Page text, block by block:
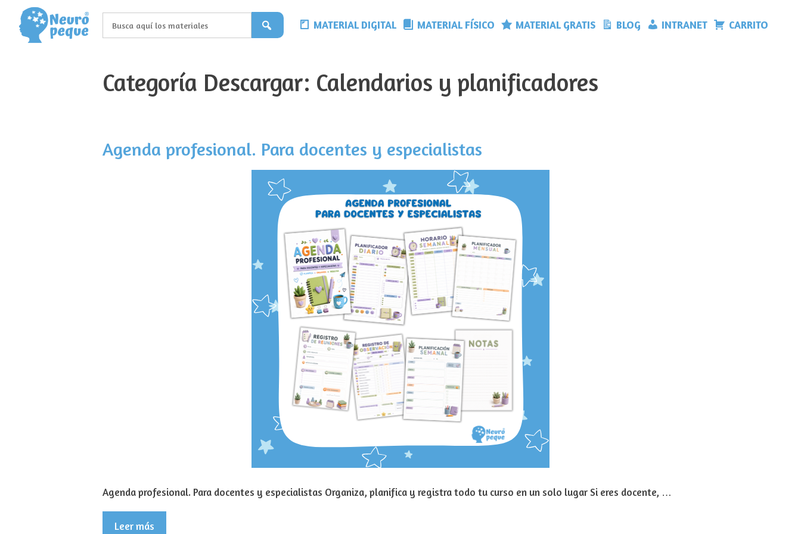
Saltar
contenido
MATERIAL DIGITAL MATERIAL FÍSICO MATERIAL GRATIS BLOG INTRANET CARRITO
Categoría Descargar: Calendarios y planificadores
Agenda profesional. Para docentes y especialistas
Agenda profesional. Para docentes y especialistas Organiza, planifica y registra todo tu curso en un solo lugar Si eres docente, …
Leer más